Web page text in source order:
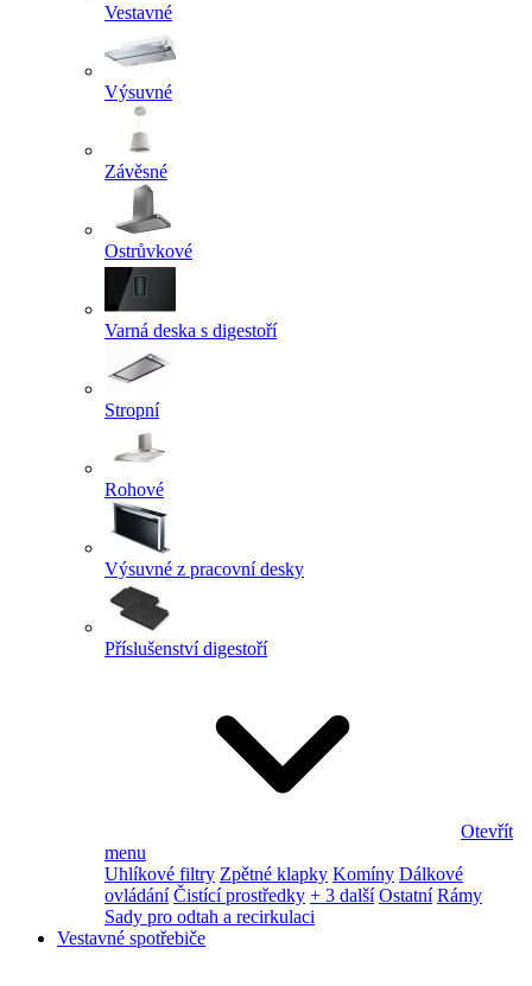
Vestavné
Výsuvné
Závěsné
Ostrůvkové
Varná deska s digestoří
Stropní
Rohové
Výsuvné z pracovní desky
Příslušenství digestoří
Otevřít
menu
Uhlíkové filtry Zpětné klapky Komíny Dálkové
ovládání Čistící prostředky + 3 další Ostatní Rámy
Sady pro odtah a recirkulaci
Vestavné spotřebiče